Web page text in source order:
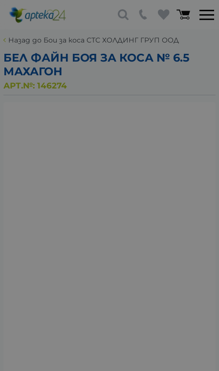
Назад до Бои за коса СТС ХОЛДИНГ ГРУП ООД
БЕЛ ФАЙН БОЯ ЗА КОСА № 6.5
МАХАГОН
АРТ.№: 146274